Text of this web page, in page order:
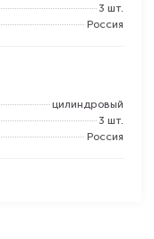
3 шт.
Россия
цилиндровый
3 шт.
Россия